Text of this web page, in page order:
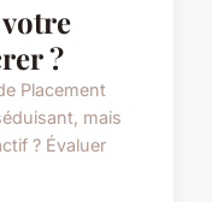
?
Placement
mais
? Évaluer